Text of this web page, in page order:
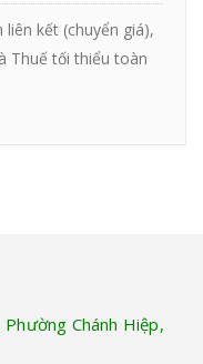
kết (chuyển giá),
Thuế tối thiểu toàn
Chánh Hiệp,